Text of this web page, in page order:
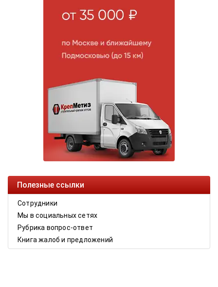
Полезные ссылки
Сотрудники
Мы в социальных сетях
Рубрика вопрос-ответ
Книга жалоб и предложений